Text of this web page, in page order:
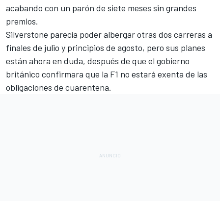
acabando con un parón de siete meses sin grandes
premios.
Silverstone parecía poder albergar otras dos carreras a
finales de julio y principios de agosto, pero sus planes
están ahora en duda, después de que el gobierno
británico confirmara que la F1 no estará exenta de las
obligaciones de cuarentena.